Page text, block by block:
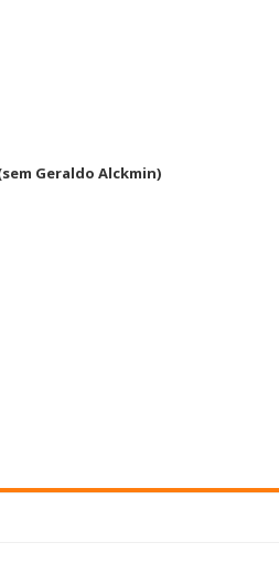
Geraldo Alckmin)